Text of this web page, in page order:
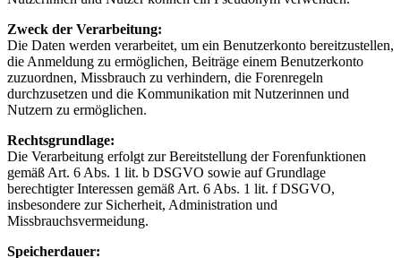
Zweck der Verarbeitung:
Die Daten werden verarbeitet, um ein Benutzerkonto bereitzustellen,
die Anmeldung zu ermöglichen, Beiträge einem Benutzerkonto
zuzuordnen, Missbrauch zu verhindern, die Forenregeln
durchzusetzen und die Kommunikation mit Nutzerinnen und
Nutzern zu ermöglichen.
Rechtsgrundlage:
Die Verarbeitung erfolgt zur Bereitstellung der Forenfunktionen
gemäß Art. 6 Abs. 1 lit. b DSGVO sowie auf Grundlage
berechtigter Interessen gemäß Art. 6 Abs. 1 lit. f DSGVO,
insbesondere zur Sicherheit, Administration und
Missbrauchsvermeidung.
Speicherdauer: